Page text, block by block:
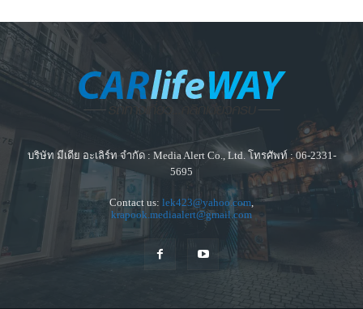
บริษัท มีเดีย อะเลิร์ท จำกัด : Media Alert Co., Ltd. โทรศัพท์ : 06-2331-
5695
Contact us: lek423@yahoo.com,
krapook.mediaalert@gmail.com